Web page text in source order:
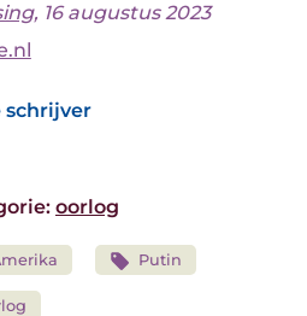
, 16 augustus 2023
schrijver
oorlog
Putin